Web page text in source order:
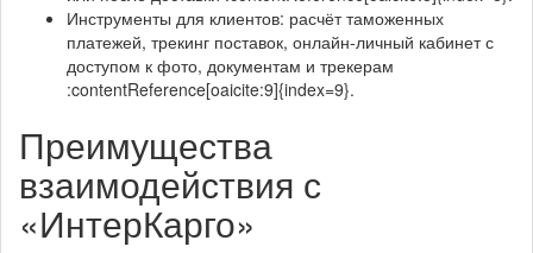
Инструменты для клиентов: расчёт таможенных
платежей, трекинг поставок, онлайн-личный кабинет с
доступом к фото, документам и трекерам
:contentReference[oaicite:9]{index=9}.
Преимущества
взаимодействия с
«ИнтерКарго»